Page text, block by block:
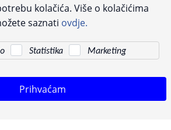
PDV. Pokušavamo osigurati što preciznije
ograničenja ne možemo garantirati potpunu
+385 23 231 761ili e-maila:info@morskijez.hr
kolačića. Više o kolačićima
saznati ovdje.
Statistika Marketing
Prihvaćam